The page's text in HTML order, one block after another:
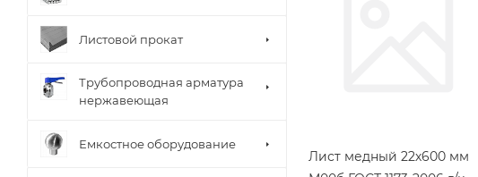
Лист медный 22х600 мм
Листовой прокат
Трубопроводная арматура
нержавеющая
Емкостное оборудование